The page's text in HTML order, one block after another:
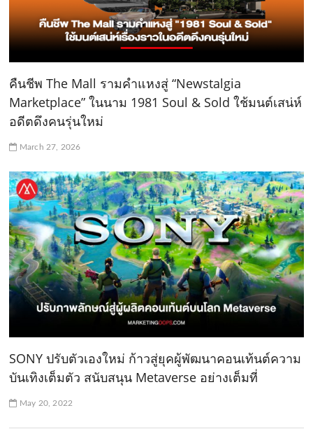
คืนชีพ The Mall รามคำแหงสู่ “Newstalgia
Marketplace” ในนาม 1981 Soul & Sold ใช้มนต์เสน่ห์
อดีตดึงคนรุ่นใหม่
March 27, 2026
SONY ปรับตัวเองใหม่ ก้าวสู่ยุคผู้พัฒนาคอนเท้นต์ความ
บันเทิงเต็มตัว สนับสนุน Metaverse อย่างเต็มที่
May 20, 2022